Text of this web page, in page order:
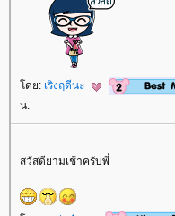
ดย: เริงฤดีนะ
น.
สวัสดียามเช้าครับพี่